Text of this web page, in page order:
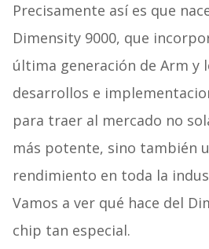
Precisamente así es que
Dimensity 9000, que
última generación de Arm y
desarrollos e
para traer al mercado no
más potente, sino también
rendimiento en toda la
Vamos a ver qué hace del
chip tan especial.